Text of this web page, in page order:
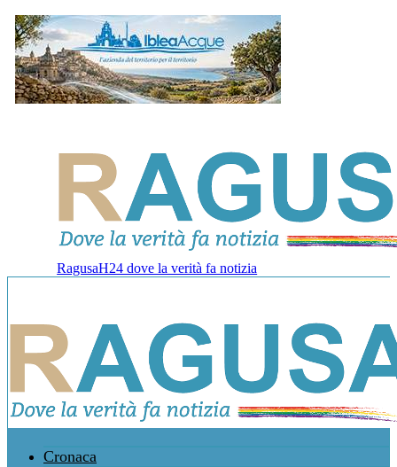
RagusaH24 dove la verità fa notizia
Cronaca